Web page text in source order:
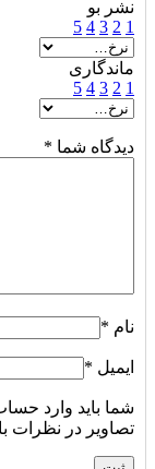
نشر بو
1
2
3
4
5
ماندگاری
1
2
3
4
5
دیدگاه شما *
نام *
ایمیل *
شما باید وارد
تصاویر در نظرات